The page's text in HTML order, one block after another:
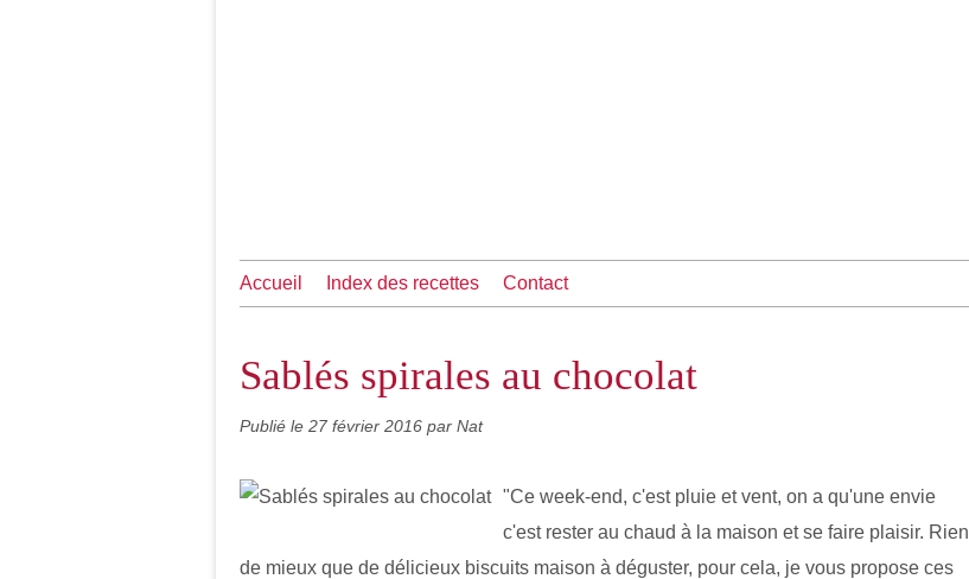
Accueil Index des recettes Contact
Sablés spirales au chocolat
Publié le 27 février 2016 par Nat
"Ce week-end, c'est pluie et vent, on a qu'une envie
c'est rester au chaud à la maison et se faire plaisir. Rien
de mieux que de délicieux biscuits maison à déguster, pour cela, je vous propose ces